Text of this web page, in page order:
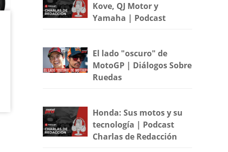
Kove, QJ Motor y
Yamaha | Podcast
El lado "oscuro" de
MotoGP | Diálogos Sobre
Ruedas
Honda: Sus motos y su
tecnología | Podcast
Charlas de Redacción